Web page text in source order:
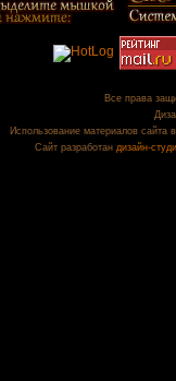
Все права
Использование материалов сайта
Сайт разработан дизайн-